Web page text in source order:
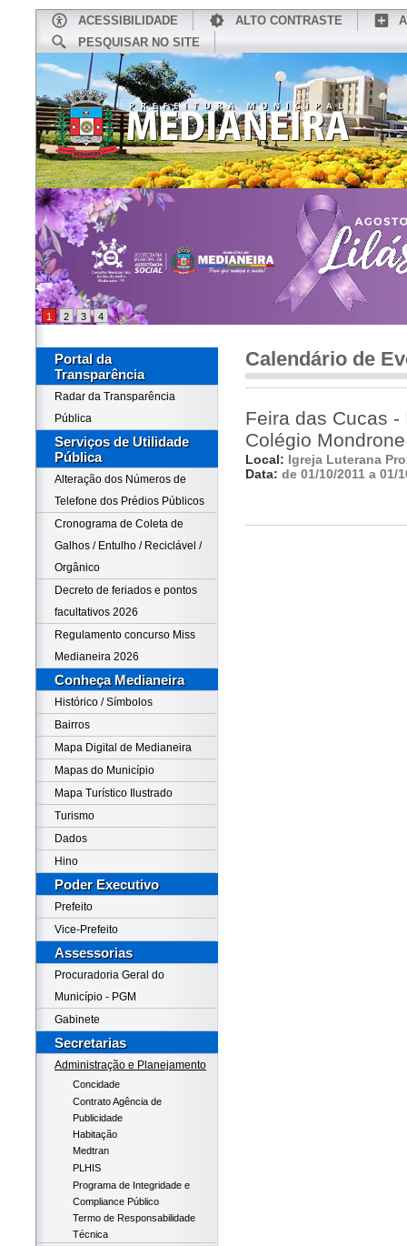
ACESSIBILIDADE ALTO CONTRASTE
PESQUISAR NO SITE
CONHEÇA MEDIANEIRA
1 2 3 4
Portal da
Transparência
Radar da Transparência
Pública
Serviços de Utilidade
Pública
Alteração dos Números de
Telefone dos Prédios Públicos
Cronograma de Coleta de
Galhos / Entulho / Reciclável /
Orgânico
Decreto de feriados e pontos
facultativos 2026
Regulamento concurso Miss
Medianeira 2026
Conheça Medianeira
Histórico / Símbolos
Bairros
Mapa Digital de Medianeira
Mapas do Município
Mapa Turístico Ilustrado
Turismo
Dados
Hino
Poder Executivo
Prefeito
Vice-Prefeito
Assessorias
Procuradoria Geral do
Município - PGM
Gabinete
Secretarias
Administração e Planejamento
Concidade
Contrato Agência de
Publicidade
Habitação
Medtran
PLHIS
Programa de Integridade e
Compliance Público
Termo de Responsabilidade
Técnica
Calendário de
Feira das Cucas
Colégio Mondrone
Local: Igreja Luterana
Data: de 01/10/2011 a 01/